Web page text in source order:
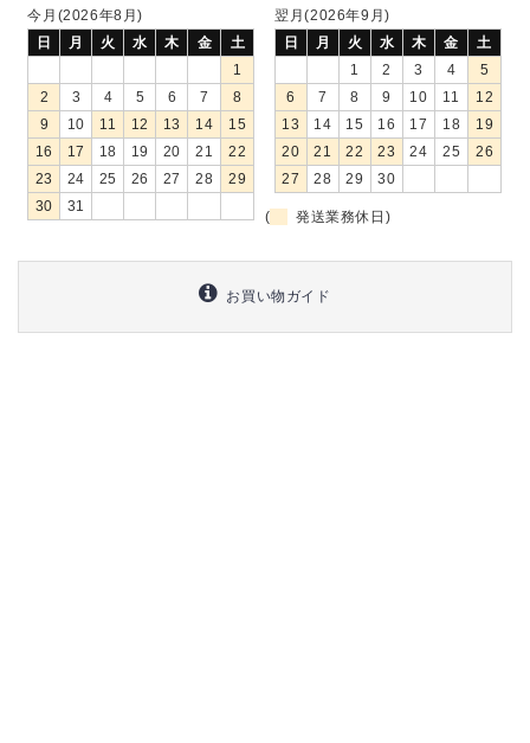
今月(2026年8月)
日
月 火 水 木 金
土
1
2
3 4 5 6 7
8
9
10 11 12 13 14
15
16
17 18 19 20 21
22
23
24 25 26 27 28
29
30
31
翌月(2026年9月)
日
月 火 水 木 金
土
1
2 3 4
5
6
7 8 9 10 11
12
13
14 15 16 17 18
19
20
21 22 23 24 25
26
27
28 29 30
( 発送業務休日)
お買い物ガイド